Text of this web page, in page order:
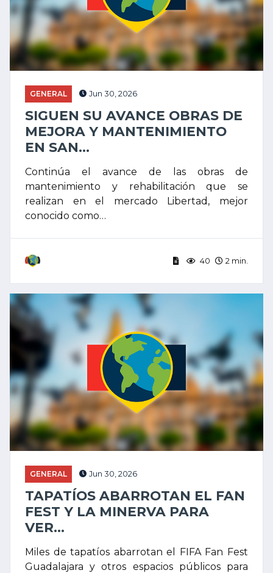
GENERAL Jun 30, 2026
SIGUEN SU AVANCE OBRAS DE
MEJORA Y MANTENIMIENTO
EN SAN...
Continúa el avance de las obras de
mantenimiento y rehabilitación que se
realizan en el mercado Libertad, mejor
conocido como…
40 2 min.
GENERAL Jun 30, 2026
TAPATÍOS ABARROTAN EL FAN
FEST Y LA MINERVA PARA
VER...
Miles de tapatíos abarrotan el FIFA Fan Fest
Guadalajara y otros espacios públicos para